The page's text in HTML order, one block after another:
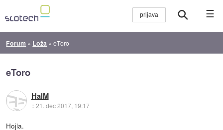
☰
Forum » Loža »eToro
eToro
HalM
::21. dec 2017, 19:17
Hojla.